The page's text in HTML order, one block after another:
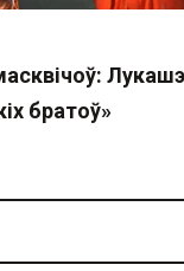
братоў»